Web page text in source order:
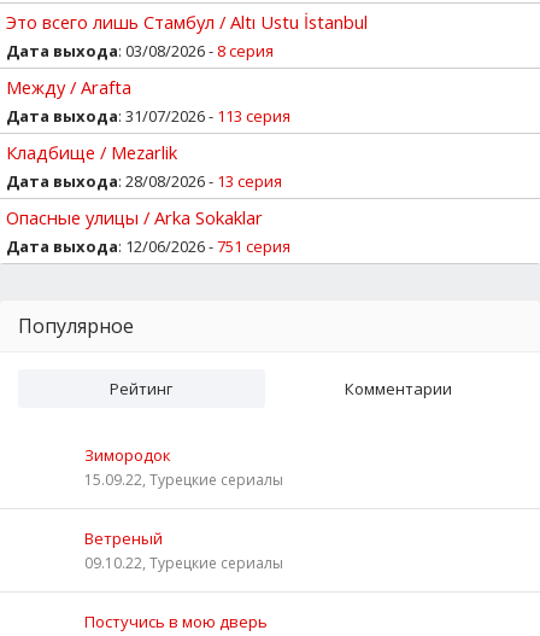
Это всего лишь Стамбул / Altı Ustu İstanbul
Дата выхода: 03/08/2026 - 8 серия
Между / Arafta
Дата выхода: 31/07/2026 - 113 серия
Кладбище / Mezarlik
Дата выхода: 28/08/2026 - 13 серия
Опасные улицы / Arka Sokaklar
Дата выхода: 12/06/2026 -751 серия
Популярное
Рейтинг Комментарии
Зимородок
15.09.22, Турецкие сериалы
Ветреный
09.10.22, Турецкие сериалы
Постучись в мою дверь